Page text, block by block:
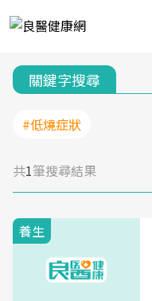
關鍵字搜尋
#低燒症狀
共1筆搜尋結果
養生